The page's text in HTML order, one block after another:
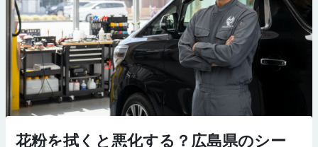
花粉を拭くと悪化する？広島県のシー